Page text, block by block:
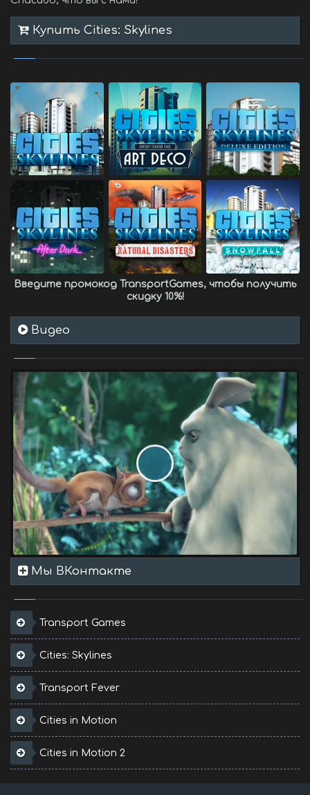
Купить Cities: Skylines
Введите промокод TransportGames, чтобы получить
скидку 10%!
Видео
Мы ВКонтакте
Transport Games
Cities: Skylines
Transport Fever
Cities in Motion
Cities in Motion 2